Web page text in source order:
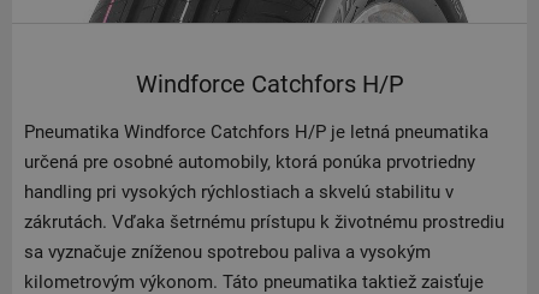
Windforce Catchfors H/P
Pneumatika Windforce Catchfors H/P je letná pneumatika
určená pre osobné automobily, ktorá ponúka prvotriedny
handling pri vysokých rýchlostiach a skvelú stabilitu v
zákrutách. Vďaka šetrnému prístupu k životnému prostrediu
sa vyznačuje zníženou spotrebou paliva a vysokým
kilometrovým výkonom. Táto pneumatika taktiež zaisťuje